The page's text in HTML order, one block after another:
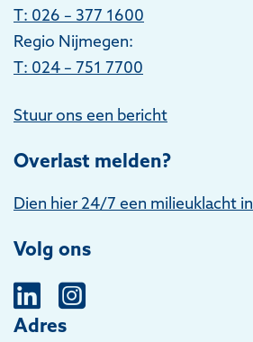
T: 026 – 377 1600
Regio Nijmegen:
T: 024 – 751 7700
Stuur ons een bericht
Overlast melden?
Dien hier 24/7 een milieuklacht in
Volg ons
Adres